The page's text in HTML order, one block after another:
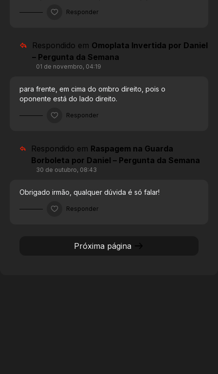
Responder
Respondido em Omoplata Invertida por Daniel
– Pergunta da Semana
01 de novembro, 04:19
para frente, em cima do ombro direito, pois o
oponente está do lado direito.
Responder
Respondido em Raspagem na Guarda
Borboleta por Daniel – Pergunta da Semana
30 de outubro, 08:43
Obrigado irmão, qualquer dúvida é só falar!
Responder
Próxima página